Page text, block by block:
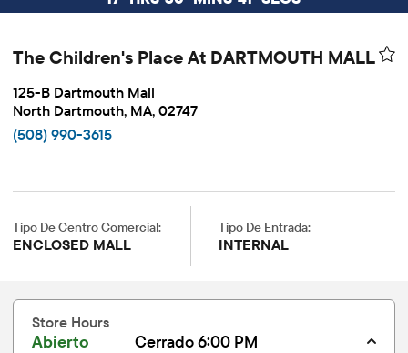
The Children's Place At DARTMOUTH MALL
125-B Dartmouth Mall
North Dartmouth, MA, 02747
(508) 990-3615
Tipo De Centro Comercial:
ENCLOSED MALL
Tipo De Entrada:
INTERNAL
Store Hours
Abierto Cerrado 6:00 PM